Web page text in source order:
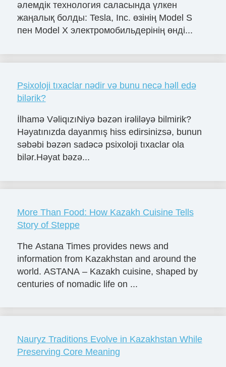
әлемдік технология саласында үлкен
жаңалық болды: Tesla, Inc. өзінің Model S
пен Model X электромобильдерінің өнді...
Psixoloji tıxaclar nədir və bunu necə həll edə
bilərik?
İlhamə VəliqızıNiyə bəzən irəliləyə bilmirik?
Həyatınızda dayanmış hiss edirsinizsə, bunun
səbəbi bəzən sadəcə psixoloji tıxaclar ola
bilər.Həyat bəzə...
More Than Food: How Kazakh Cuisine Tells
Story of Steppe
The Astana Times provides news and
information from Kazakhstan and around the
world. ASTANA – Kazakh cuisine, shaped by
centuries of nomadic life on ...
Nauryz Traditions Evolve in Kazakhstan While
Preserving Core Meaning